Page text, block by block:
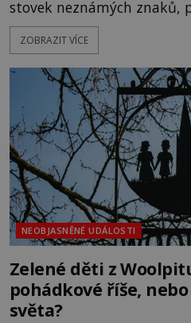
stovek neznámých znaků,
textu, který už téměř dvě
pokusům o rozluštění.
jistotou neví, kdo jej
vlastně vypráví. Rohoncský kodex se poprvé
objevuje v roce
ZOBRAZIT VÍCE
NEOBJASNĚNÉ UDÁLOSTI
Zelené děti z
pohádkové říše,
světa?